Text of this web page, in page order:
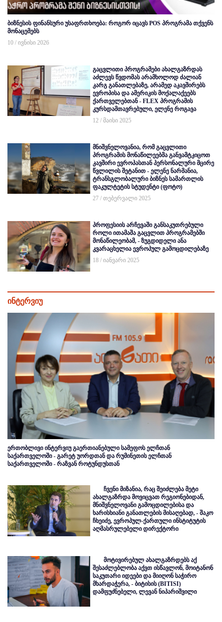
ბიზნესის ფინანსური უსაფრთხოება: როგორ იცავს POS პროგრამა თქვენს
მონაცემებს
10 / ივნისი 2026
გაცვლითი პროგრამები ახალგაზრდას
აძლევს წვდომას არამხოლოდ ძალიან
კარგ განათლებაზე, არამედ აკავშირებს
ევროპისა და ამერიკის მოქალაქეებს
ქართველებთან - FLEX პროგრამის
კურსდამთავრებული, ელენე როგავა
12 / მაისი 2025
მნიშვნელოვანია, რომ გაცვლითი
პროგრამის მონაწილეებმა განვამტკიცოთ
კავშირი ევროპასთან პერსონალური მცირე
წვლილის შეტანით - ელენე ნარმანია,
ტრანსგლობალური ბიზნეს სამართლის
ფაკულტეტის სტუდენტი (ფოტო)
27 / თებერვალი 2025
პროფესიის არჩევაში განსაკუთრებული
როლი ითამაშა გაცვლით პროგრამებში
მონაწილეობამ, - ზუგდიდელი ანა
კვარაცხელია ევროპულ გამოცდილებაზე
18 / იანვარი 2025
ინტერვიუ
ერთობლივი ინტერვიუ გაერთიანებული სამეფოს ელჩთან
საქართველოში - გარეტ უორდთან და რუმინეთის ელჩთან
საქართველოში - რაზვან როტუნდუსთან
ჩვენი მიზანია, რაც შეიძლება მეტი
ახალგაზრდა მოვიცვათ რეგიონებიდან,
მნიშვნელოვანი გამოცდილებისა და
ხარისხიანი განათლების მისაღებად, - შაკო
ჩხეიძე, ევროპულ-ქართული ინსტიტუტის
აღმასრულებელი დირექტორი
მოტივირებულ ახალგაზრდებს აქ
შესაძლებლობა აქვთ ისწავლონ, მოიტანონ
საკუთარი იდეები და მიიღონ საჭირო
მხარდაჭერა, - ბიტისის (BITISI)
დამფუძნებელი, ლევან ნიპარიშვილი